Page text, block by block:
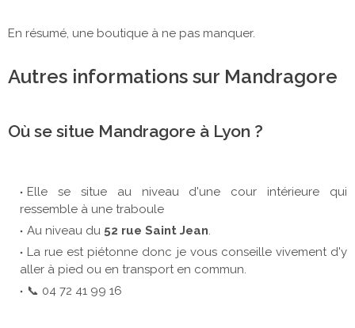
En résumé, une boutique à ne pas manquer.
Autres informations sur Mandragore
Où se situe Mandragore à Lyon ?
Elle se situe au niveau d'une cour intérieure qui
ressemble à une traboule
Au niveau du 52 rue Saint Jean
La rue est piétonne donc je vous conseille vivement d'y
aller à pied ou en transport en commun.
📞 04 72 41 99 16